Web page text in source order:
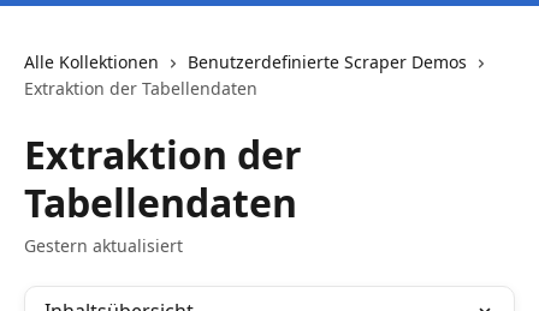
Alle Kollektionen
Benutzerdefinierte Scraper Demos
Extraktion der Tabellendaten
Extraktion der
Tabellendaten
Gestern aktualisiert